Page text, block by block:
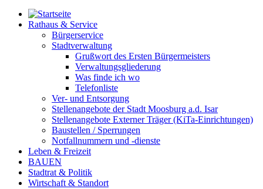
Rathaus & Service
Bürgerservice
Stadtverwaltung
Grußwort des Ersten Bürgermeisters
Verwaltungsgliederung
Was finde ich wo
Telefonliste
Ver- und Entsorgung
Stellenangebote der Stadt Moosburg a.d. Isar
Stellenangebote Externer Träger (KiTa-Einrichtungen)
Baustellen / Sperrungen
Notfallnummern und -dienste
Leben & Freizeit
BAUEN
Stadtrat & Politik
Wirtschaft & Standort